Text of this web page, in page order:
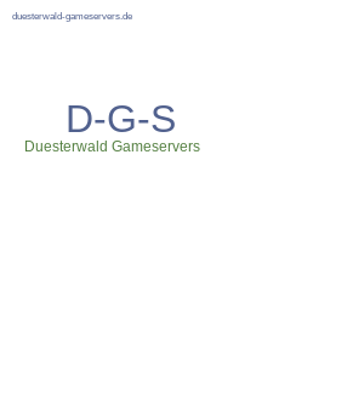
duesterwald-gameservers.de
D-G-S
Duesterwald Gameservers